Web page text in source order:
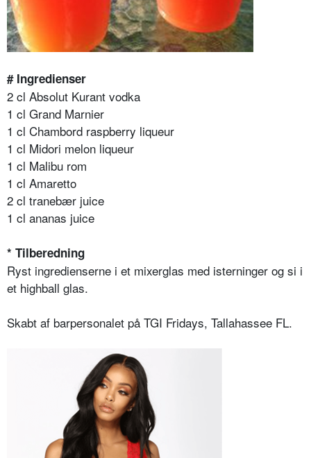
# Ingredienser
2 cl Absolut Kurant vodka
1 cl Grand Marnier
1 cl Chambord raspberry liqueur
1 cl Midori melon liqueur
1 cl Malibu rom
1 cl Amaretto
2 cl tranebær juice
1 cl ananas juice
* Tilberedning
Ryst ingredienserne i et mixerglas med isterninger og si i
et highball glas.
Skabt af barpersonalet på TGI Fridays, Tallahassee FL.